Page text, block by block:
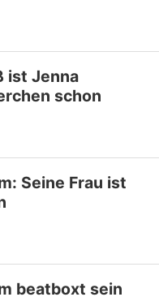
ist Jenna
schon
Seine Frau ist
beatboxt sein